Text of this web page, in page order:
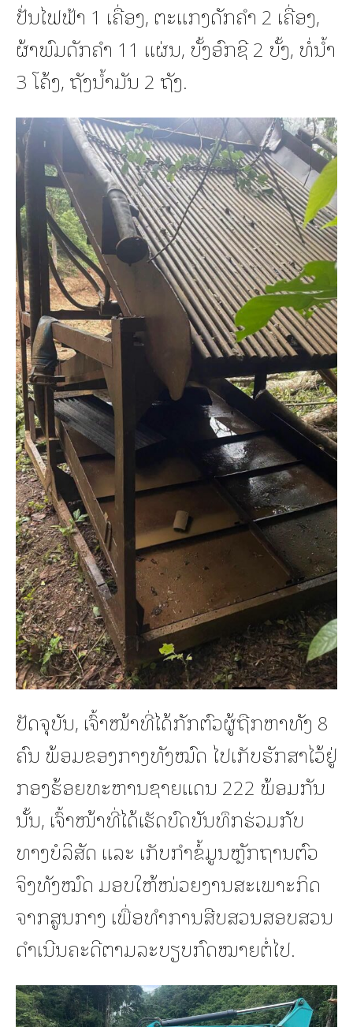
ປັ່ນໄຟຟ້າ 1 ເຄື່ອງ, ຕະແກງດັກຄຳ 2 ເຄື່ອງ,
ຜ້າພົມດັກຄຳ 11 ແຜ່ນ, ບັ້ງອົກຊີ 2 ບັ້ງ, ທໍ່ນ້ຳ
3 ໂຄ້ງ, ຖັງນ້ຳມັນ 2 ຖັງ.
‎ປັດຈຸບັນ, ເຈົ້າໜ້າທີ່ໄດ້ກັກຕົວຜູ້ຖືກຫາທັງ 8
ຄົນ ພ້ອມຂອງກາງທັງໝົດ ໄປເກັບຮັກສາໄວ້ຢູ່
ກອງຮ້ອຍທະຫານຊາຍແດນ 222 ພ້ອມກັນ
ນັ້ນ, ເຈົ້າໜ້າທີ່ໄດ້ເຮັດບົດບັນທຶກຮ່ວມກັບ
ທາງບໍລິສັດ ແລະ ເກັບກຳຂໍ້ມູນຫຼັກຖານຕົວ
ຈິງທັງໝົດ ມອບໃຫ້ໜ່ວຍງານສະເພາະກິດ
ຈາກສູນກາງ ເພື່ອທຳການສືບສວນສອບສວນ
ດຳເນີນຄະດີຕາມລະບຽບກົດໝາຍຕໍ່ໄປ.